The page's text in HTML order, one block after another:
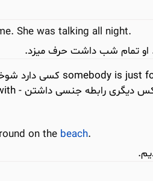
She was talking all night.
او تمام شب داشت حرف میزد.
on the beach.